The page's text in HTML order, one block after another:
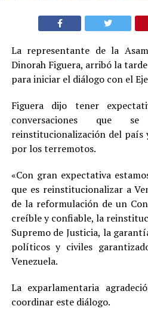
La representante de la
Dinorah Figuera, arribó la
para iniciar el diálogo con el
Figuera dijo tener
conversaciones que
reinstitucionalización del país
por los terremotos.
«Con gran expectativa
que es reinstitucionalizar a
de la reformulación de un
creíble y confiable, la
Supremo de Justicia, la
políticos y civiles
Venezuela.
La exparlamentaria
coordinar este diálogo.